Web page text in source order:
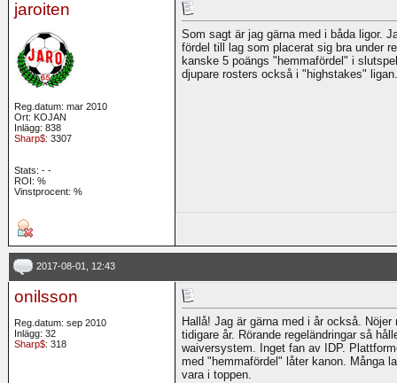
jaroiten
Reg.datum: mar 2010
Ort: KOJAN
Inlägg: 838
Sharp$: 3307
Stats: - -
ROI: %
Vinstprocent: %
Som sagt är jag gärna med i båda ligor.
fördel till lag som placerat sig bra under
kanske 5 poängs "hemmafördel" i
djupare rosters också i "highstakes"
2017-08-01, 12:43
onilsson
Reg.datum: sep 2010
Inlägg: 32
Sharp$: 318
Hallå! Jag är gärna med i år också.
tidigare år. Rörande regeländringar så
waiversystem. Inget fan av IDP.
med "hemmafördel" låter kanon. Många
vara i toppen.